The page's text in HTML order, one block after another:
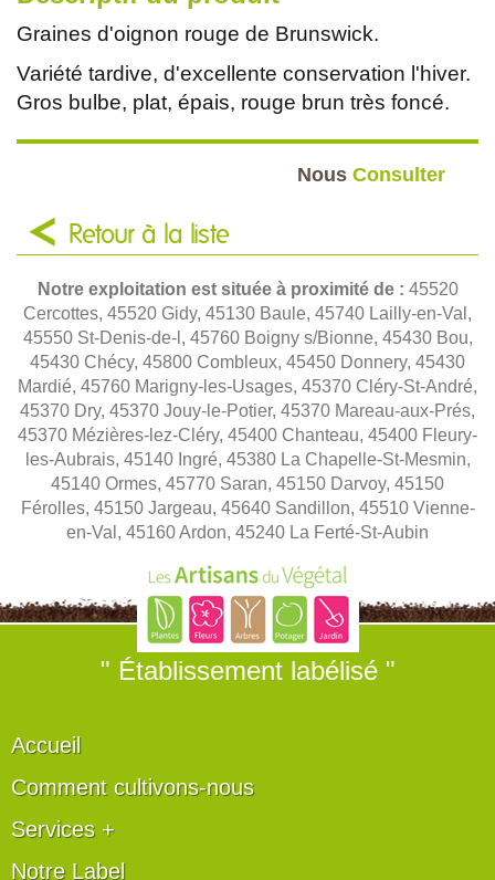
Graines d'oignon rouge de Brunswick.
Variété tardive, d'excellente conservation l'hiver.
Gros bulbe, plat, épais, rouge brun très foncé.
Nous Consulter
Retour à la liste
Notre exploitation est située à proximité de : 45520
Cercottes, 45520 Gidy, 45130 Baule, 45740 Lailly-en-Val,
45550 St-Denis-de-l, 45760 Boigny s/Bionne, 45430 Bou,
45430 Chécy, 45800 Combleux, 45450 Donnery, 45430
Mardié, 45760 Marigny-les-Usages, 45370 Cléry-St-André,
45370 Dry, 45370 Jouy-le-Potier, 45370 Mareau-aux-Prés,
45370 Mézières-lez-Cléry, 45400 Chanteau, 45400 Fleury-
les-Aubrais, 45140 Ingré, 45380 La Chapelle-St-Mesmin,
45140 Ormes, 45770 Saran, 45150 Darvoy, 45150
Férolles, 45150 Jargeau, 45640 Sandillon, 45510 Vienne-
en-Val, 45160 Ardon, 45240 La Ferté-St-Aubin
" Établissement labélisé "
Accueil
Comment cultivons-nous
Services +
Notre Label